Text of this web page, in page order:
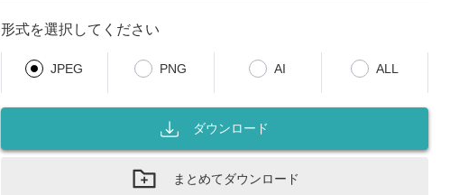
形式を選択してください
JPEG PNG AI ALL
ダウンロード
まとめてダウンロード